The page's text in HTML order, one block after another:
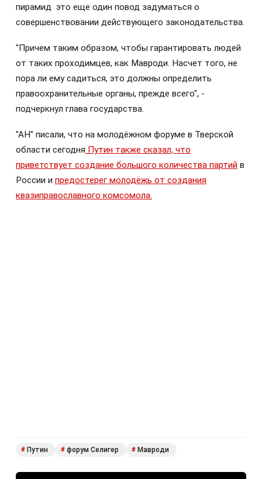
пирамид это еще один повод задуматься о
совершенствовании действующего законодательства.
"Причем таким образом, чтобы гарантировать людей
от таких проходимцев, как Мавроди. Насчет того, не
пора ли ему садиться, это должны определить
правоохранительные органы, прежде всего", -
подчеркнул глава государства.
"АН" писали, что на молодёжном форуме в Тверской
области сегодня Путин также сказал, что
приветствует создание большого количества партий в
России и предостерег молодёжь от создания
квазиправославного комсомола.
# Путин # форум Селигер # Мавроди